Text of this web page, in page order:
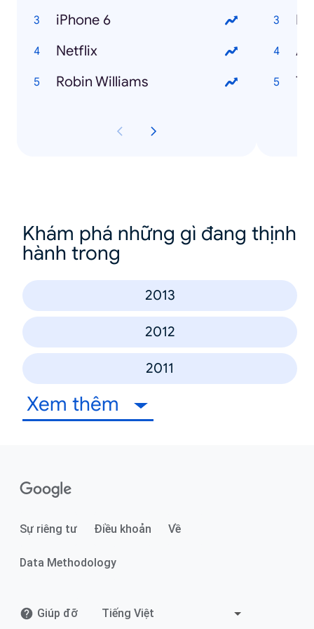
iPhone 6
Netflix
Robin Williams
Khám phá những gì đang thịnh
hành trong
2013
2012
2011
Xem thêm
Sự riêng tư Điều khoản Về
Data Methodology
Giúp đỡ